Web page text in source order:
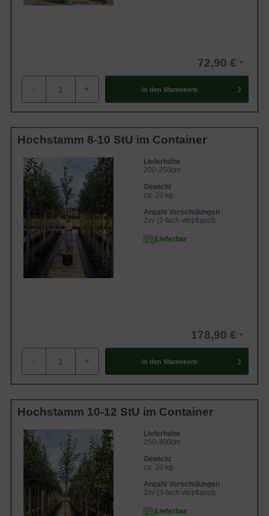
72,90 €
- + In den Warenkorb
Hochstamm 8-10 StU im Container
Lieferhöhe
200-250cm
Gewicht
ca. 20 kg
Anzahl Verschulungen
2xv (2-fach verpflanzt)
Lieferbar
178,90 €
- + In den Warenkorb
Hochstamm 10-12 StU im Container
Lieferhöhe
250-300cm
Gewicht
ca. 30 kg
Anzahl Verschulungen
3xv (3-fach verpflanzt)
Lieferbar